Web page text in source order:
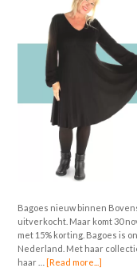
Bagoes nieuw binnen
uitverkocht. Maar komt 30
met 15% korting. Bagoes is
Nederland. Met haar
haar …[Read more...]